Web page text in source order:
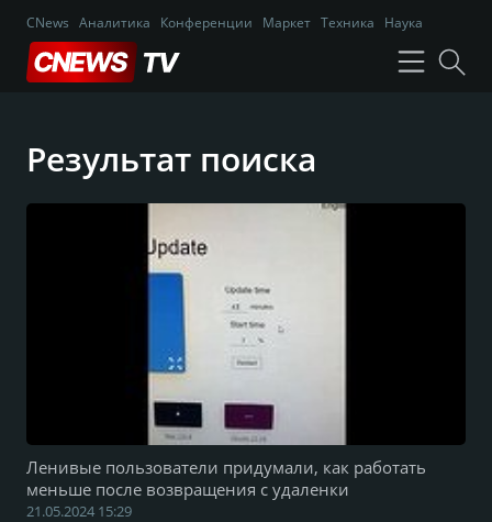
CNews Аналитика Конференции Маркет Техника Наука
Результат поиска
Ленивые пользователи придумали, как работать
меньше после возвращения с удаленки
21.05.2024 15:29